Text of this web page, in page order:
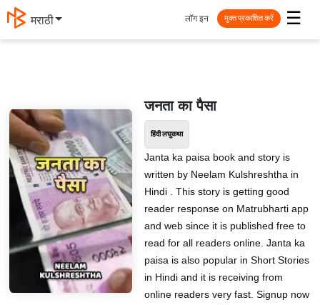
मराठी ☰
लॉग इन मुक्त प्रकाशित करें
जनता का पैसा
हिंदी लघुकथा
Janta ka paisa book and story is
written by Neelam Kulshreshtha in
Hindi . This story is getting good
reader response on Matrubharti app
and web since it is published free to
read for all readers online. Janta ka
paisa is also popular in Short Stories
in Hindi and it is receiving from
online readers very fast. Signup now